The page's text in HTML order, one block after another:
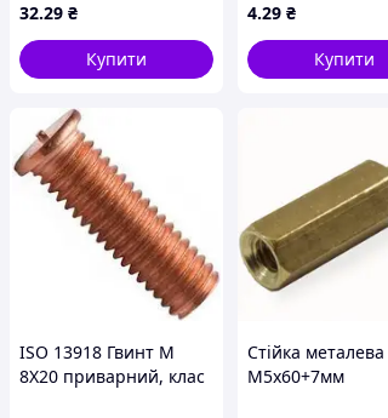
міцності 10.9,
оцинкований
32.29 ₴
Купити
оцинкований
4.29 ₴
Купити
ISO 13918 Гвинт М
8Х20 приварний, клас
Стійка
M5x60+7мм